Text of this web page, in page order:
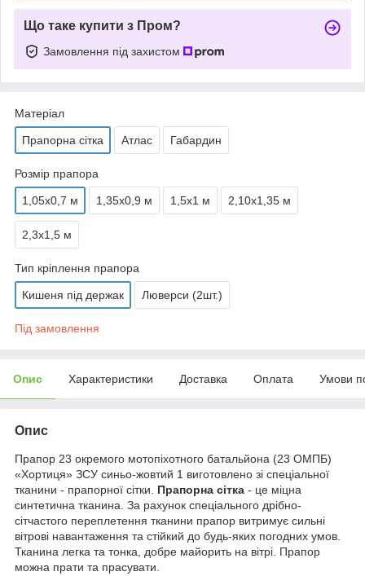
Що таке купити з Пром?
Замовлення під захистом
Матеріал
Прапорна сітка Атлас Габардин
Розмір прапора
1,05х0,7 м 1,35х0,9 м 1,5х1 м 2,10х1,35 м
2,3х1,5 м
Тип кріплення прапора
Кишеня під держак Люверси (2шт.)
Під замовлення
Опис Характеристики Доставка Оплата Умови
Опис
Прапор 23 окремого мотопіхотного батальйона (23 ОМПБ)
«Хортиця» ЗСУ синьо-жовтий 1 виготовлено зі спеціальної
тканини - прапорної сітки. Прапорна сітка - це міцна
синтетична тканина. За рахунок спеціального дрібно-
сітчастого переплетення тканини прапор витримує сильні
вітрові навантаження та стійкий до будь-яких погодних умов.
Тканина легка та тонка, добре майорить на вітрі. Прапор
можна прати та прасувати.